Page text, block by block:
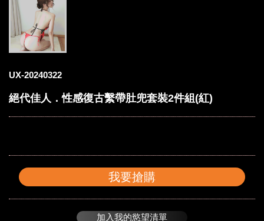
UX-20240322
絕代佳人．性感復古繫帶肚兜套裝2件組(紅)
我要搶購
加入我的慾望清單